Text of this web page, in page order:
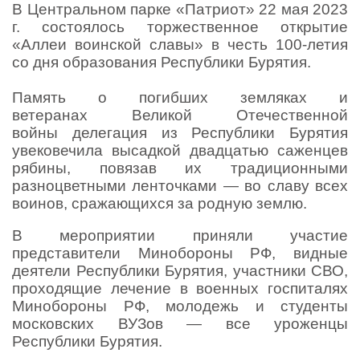
В Центральном парке «Патриот» 22 мая 2023
г. состоялось торжественное открытие
«Аллеи воинской славы» в честь 100-летия
со дня образования Республики Бурятия.
Память о погибших земляках и
ветеранах Великой Отечественной
войны делегация из Республики Бурятия
увековечила высадкой двадцатью саженцев
рябины, повязав их традиционными
разноцветными ленточками — во славу всех
воинов, сражающихся за родную землю.
В мероприятии приняли участие
представители Минобороны РФ, видные
деятели Республики Бурятия, участники СВО,
проходящие лечение в военных госпиталях
Минобороны РФ, молодежь и студенты
московских ВУЗов — все уроженцы
Республики Бурятия.